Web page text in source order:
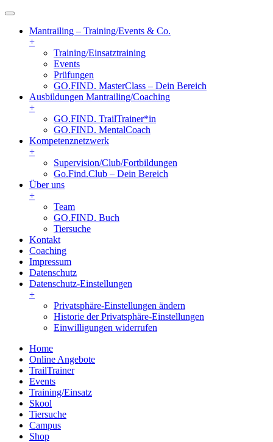
Mantrailing – Training/Events & Co.
+
Training/Einsatztraining
Events
Prüfungen
GO.FIND. MasterClass – Dein Bereich
Ausbildungen Mantrailing/Coaching
+
GO.FIND. TrailTrainer*in
GO.FIND. MentalCoach
Kompetenznetzwerk
+
Supervision/Club/Fortbildungen
Go.Find.Club – Dein Bereich
Über uns
+
Team
GO.FIND. Buch
Tiersuche
Kontakt
Coaching
Impressum
Datenschutz
Datenschutz-Einstellungen
+
Privatsphäre-Einstellungen ändern
Historie der Privatsphäre-Einstellungen
Einwilligungen widerrufen
Home
Online Angebote
TrailTrainer
Events
Training/Einsatz
Skool
Tiersuche
Campus
Shop